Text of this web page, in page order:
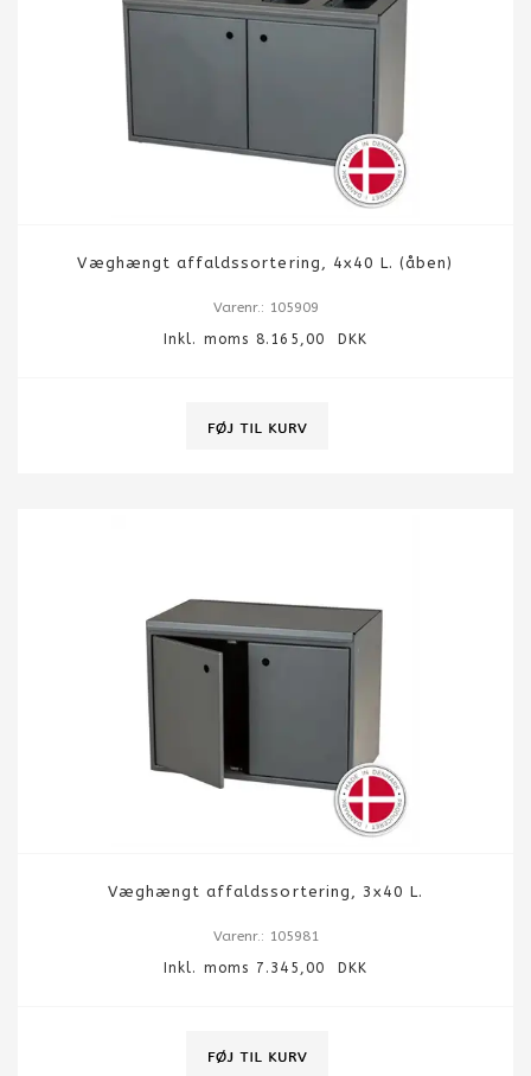
Væghængt affaldssortering, 4x40 L. (åben)
Varenr.: 105909
Inkl. moms 8.165,00 DKK
Væghængt affaldssortering, 3x40 L.
Varenr.: 105981
Inkl. moms 7.345,00 DKK